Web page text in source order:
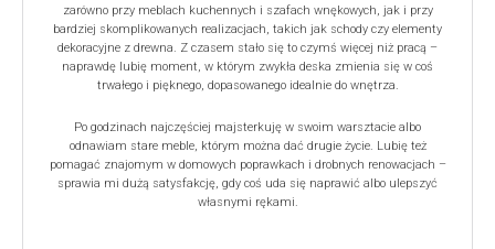
zarówno przy meblach kuchennych i szafach wnękowych, jak i przy
bardziej skomplikowanych realizacjach, takich jak schody czy elementy
dekoracyjne z drewna. Z czasem stało się to czymś więcej niż pracą –
naprawdę lubię moment, w którym zwykła deska zmienia się w coś
trwałego i pięknego, dopasowanego idealnie do wnętrza.
Po godzinach najczęściej majsterkuję w swoim warsztacie albo
odnawiam stare meble, którym można dać drugie życie. Lubię też
pomagać znajomym w domowych poprawkach i drobnych renowacjach –
sprawia mi dużą satysfakcję, gdy coś uda się naprawić albo ulepszyć
własnymi rękami.